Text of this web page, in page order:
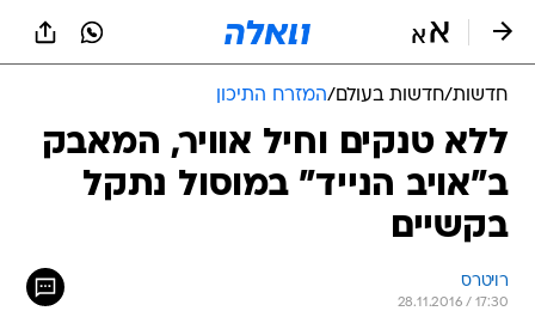
חדשות/חדשות בעולם/המזרח התיכון
ללא טנקים וחיל אוויר, המאבק
ב"אויב הנייד" במוסול נתקל
בקשיים
רויטרס
28.11.2016 / 17:30